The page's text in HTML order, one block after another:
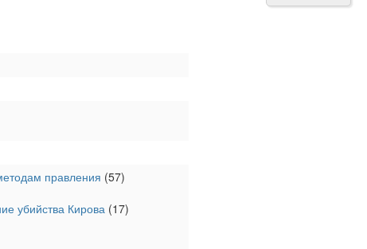
правления (57)
убийства Кирова (17)